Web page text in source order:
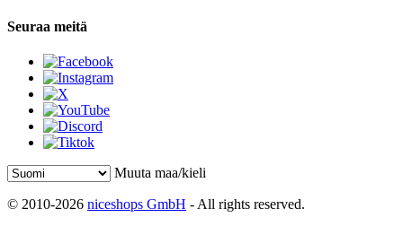
Seuraa meitä
Muuta maa/kieli
© 2010-2026 niceshops GmbH - All rights reserved.